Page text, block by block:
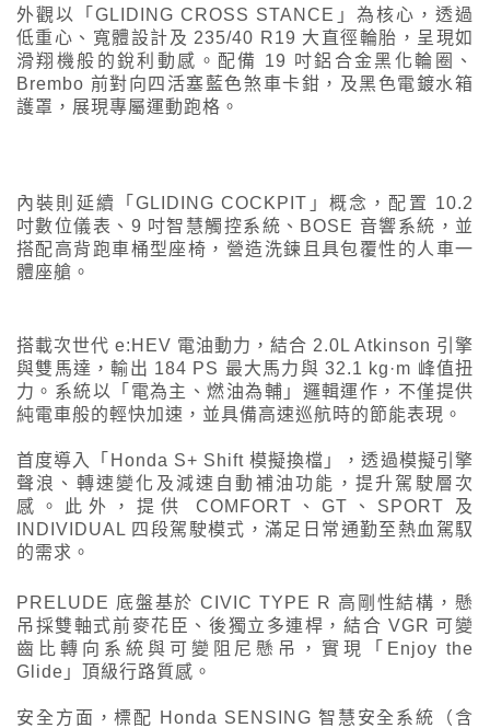
外觀以「GLIDING CROSS STANCE」為核心，透過
低重心、寬體設計及 235/40 R19 大直徑輪胎，呈現如
滑翔機般的銳利動感。配備 19 吋鋁合金黑化輪圈、
Brembo 前對向四活塞藍色煞車卡鉗，及黑色電鍍水箱
護罩，展現專屬運動跑格。
內裝則延續「GLIDING COCKPIT」概念，配置 10.2
吋數位儀表、9 吋智慧觸控系統、BOSE 音響系統，並
搭配高背跑車桶型座椅，營造洗鍊且具包覆性的人車一
體座艙。
搭載次世代 e:HEV 電油動力，結合 2.0L Atkinson 引擎
與雙馬達，輸出 184 PS 最大馬力與 32.1 kg·m 峰值扭
力。系統以「電為主、燃油為輔」邏輯運作，不僅提供
純電車般的輕快加速，並具備高速巡航時的節能表現。
首度導入「Honda S+ Shift 模擬換檔」，透過模擬引擎
聲浪、轉速變化及減速自動補油功能，提升駕駛層次
感。此外，提供 COMFORT、GT、SPORT 及
INDIVIDUAL 四段駕駛模式，滿足日常通勤至熱血駕馭
的需求。
PRELUDE 底盤基於 CIVIC TYPE R 高剛性結構，懸
吊採雙軸式前麥花臣、後獨立多連桿，結合 VGR 可變
齒比轉向系統與可變阻尼懸吊，實現「Enjoy the
Glide」頂級行路質感。
安全方面，標配 Honda SENSING 智慧安全系統（含